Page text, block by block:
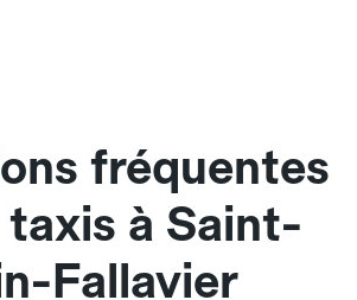
fréquentes
taxis à Saint-
Fallavier